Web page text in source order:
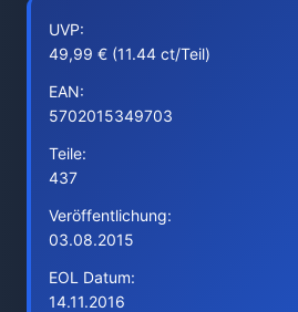
UVP:
49,99 € (11.44 ct/Teil)
EAN:
5702015349703
Teile:
437
Veröffentlichung:
03.08.2015
EOL Datum:
14.11.2016